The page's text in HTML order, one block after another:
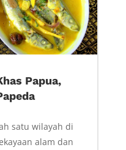
Papua,
satu wilayah di
alam dan